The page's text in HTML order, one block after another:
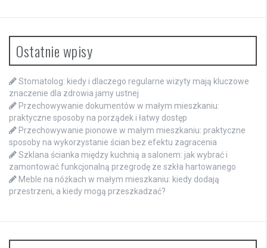
Ostatnie wpisy
Stomatolog: kiedy i dlaczego regularne wizyty mają kluczowe
znaczenie dla zdrowia jamy ustnej
Przechowywanie dokumentów w małym mieszkaniu:
praktyczne sposoby na porządek i łatwy dostęp
Przechowywanie pionowe w małym mieszkaniu: praktyczne
sposoby na wykorzystanie ścian bez efektu zagracenia
Szklana ścianka między kuchnią a salonem: jak wybrać i
zamontować funkcjonalną przegrodę ze szkła hartowanego
Meble na nóżkach w małym mieszkaniu: kiedy dodają
przestrzeni, a kiedy mogą przeszkadzać?